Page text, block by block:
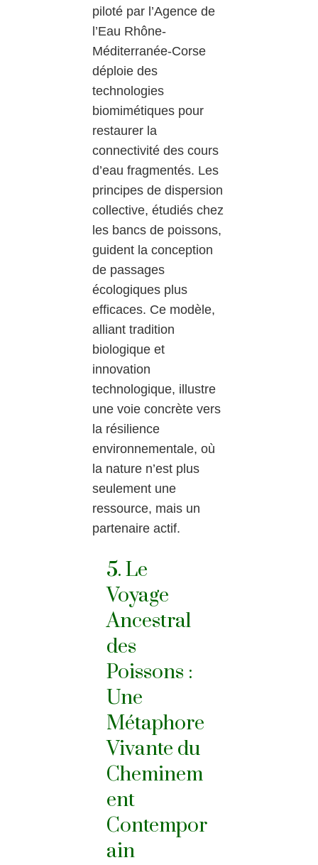
piloté par l’Agence de
l’Eau Rhône-
Méditerranée-Corse
déploie des
technologies
biomimétiques pour
restaurer la
connectivité des cours
d’eau fragmentés. Les
principes de dispersion
collective, étudiés chez
les bancs de poissons,
guident la conception
de passages
écologiques plus
efficaces. Ce modèle,
alliant tradition
biologique et
innovation
technologique, illustre
une voie concrète vers
la résilience
environnementale, où
la nature n’est plus
seulement une
ressource, mais un
partenaire actif.
5. Le
Voyage
Ancestral
des
Poissons :
Une
Métaphore
Vivante du
Cheminem
ent
Contempor
ain